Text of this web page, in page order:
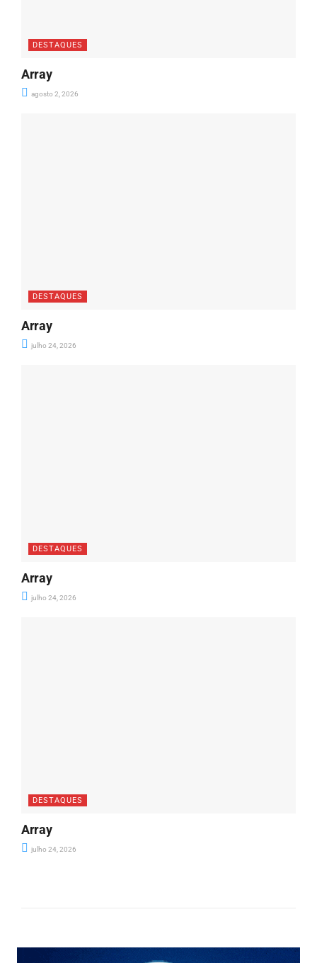
DESTAQUES
Array
agosto 2, 2026
DESTAQUES
Array
julho 24, 2026
DESTAQUES
Array
julho 24, 2026
DESTAQUES
Array
julho 24, 2026